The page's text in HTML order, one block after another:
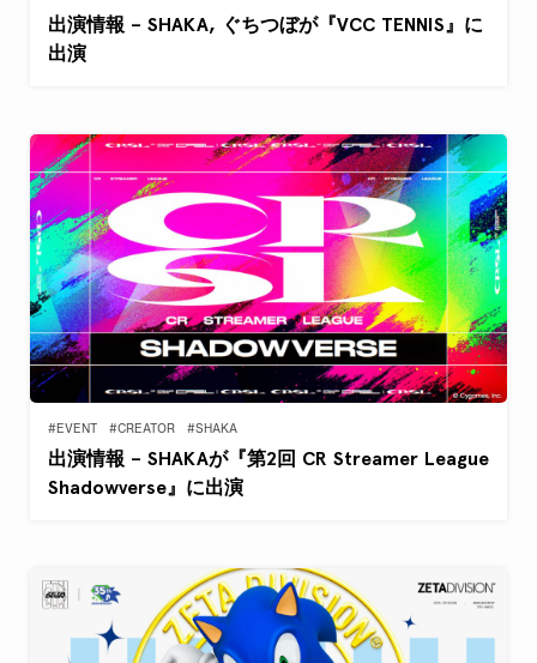
出演情報 – SHAKA, ぐちつぼが『VCC TENNIS』に
出演
#EVENT #CREATOR #SHAKA
出演情報 – SHAKAが『第2回 CR Streamer League
Shadowverse』に出演